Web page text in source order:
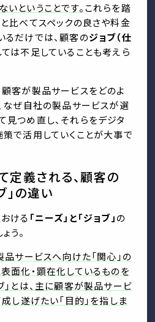
ということです。これらを踏
比べてスペックの良さや料金
るだけでは、顧客のジョブ（仕
は不足していることも考えら
客が製品サービスをどのよ
なぜ自社の製品サービスが選
見つめ直し、それらをデジタ
で活用していくことが大事で
定義される、顧客の
」の違い
ける 「ニーズ」と「ジョブ」の
う。
品サービスへ向けた「関心」の
面化・顕在化しているものを
」とは、主に顧客が製品サービ
成し遂げたい「目的」を指しま